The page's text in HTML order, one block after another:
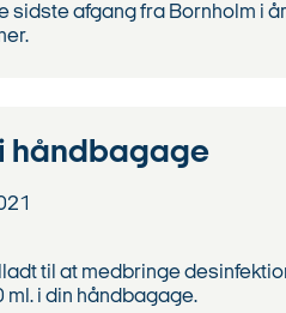
sidste afgang fra Bornholm i
håndbagage
til at medbringe
i din håndbagage.